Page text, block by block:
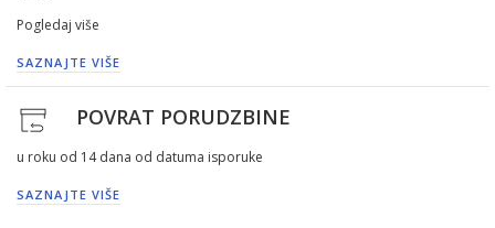
Pogledaj više
SAZNAJTE VIŠE
POVRAT PORUDZBINE
u roku od 14 dana od datuma isporuke
SAZNAJTE VIŠE